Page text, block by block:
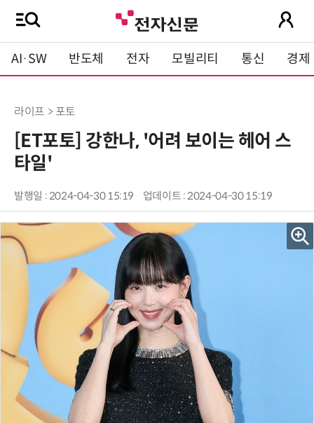
AI·SW 반도체 전자 모빌리티 통신 경제
라이프 > 포토
[ET포토] 강한나, '어려 보이는 헤어 스
타일'
발행일 : 2024-04-30 15:19 업데이트 : 2024-04-30 15:19